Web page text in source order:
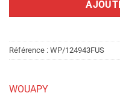
Référence : WP/124943FUS
WOUAPY